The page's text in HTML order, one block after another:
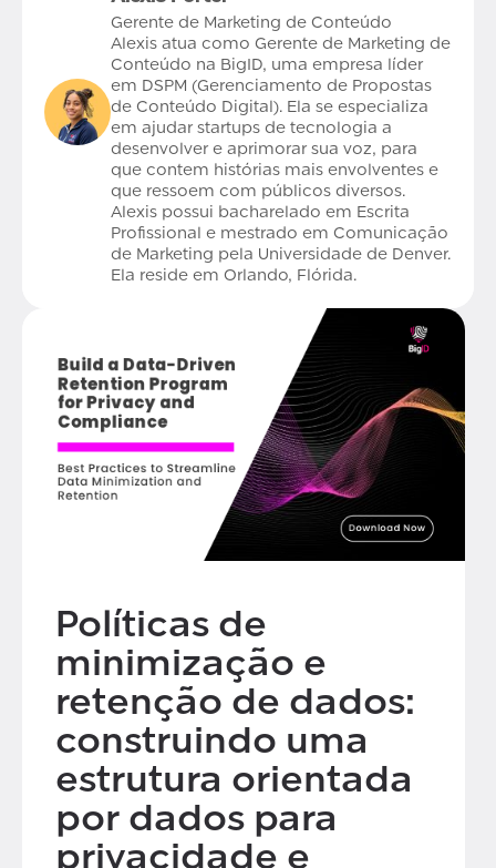
Gerente de Marketing de Conteúdo
Alexis atua como Gerente de Marketing de
Conteúdo na BigID, uma empresa líder
em DSPM (Gerenciamento de Propostas
de Conteúdo Digital). Ela se especializa
em ajudar startups de tecnologia a
desenvolver e aprimorar sua voz, para
que contem histórias mais envolventes e
que ressoem com públicos diversos.
Alexis possui bacharelado em Escrita
Profissional e mestrado em Comunicação
de Marketing pela Universidade de Denver.
Ela reside em Orlando, Flórida.
Políticas de
minimização e
retenção de dados:
construindo uma
estrutura orientada
por dados para
privacidade e